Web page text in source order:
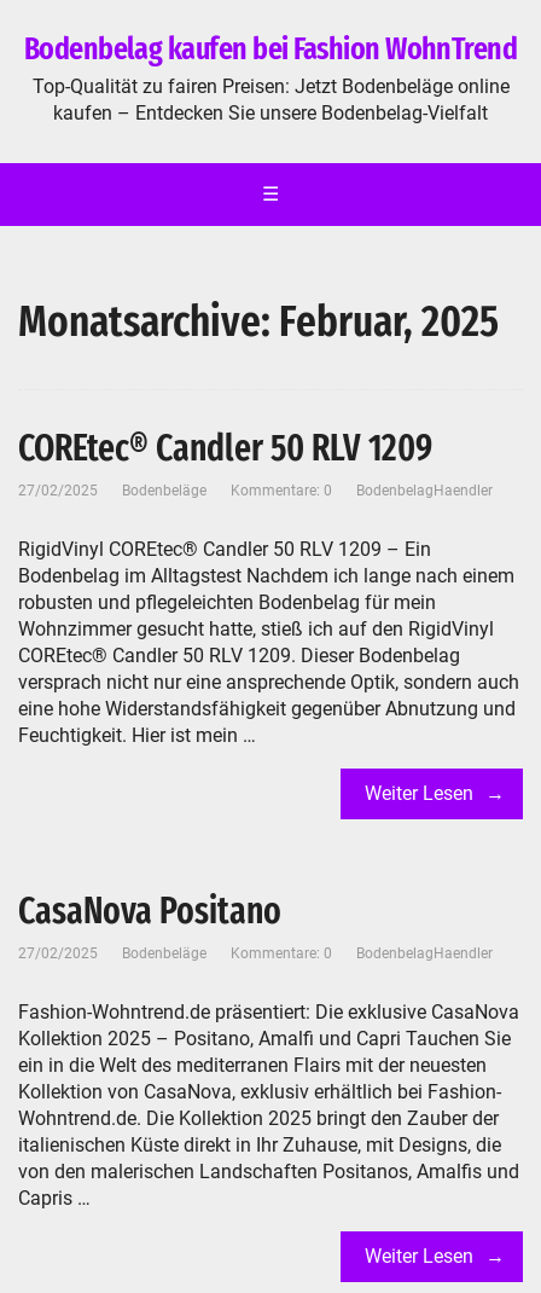
Bodenbelag kaufen bei Fashion WohnTrend
Top-Qualität zu fairen Preisen: Jetzt Bodenbeläge online
kaufen – Entdecken Sie unsere Bodenbelag-Vielfalt
☰
Monatsarchive: Februar, 2025
COREtec® Candler 50 RLV 1209
27/02/2025 Bodenbeläge Kommentare: 0 BodenbelagHaendler
RigidVinyl COREtec® Candler 50 RLV 1209 – Ein
Bodenbelag im Alltagstest Nachdem ich lange nach einem
robusten und pflegeleichten Bodenbelag für mein
Wohnzimmer gesucht hatte, stieß ich auf den RigidVinyl
COREtec® Candler 50 RLV 1209. Dieser Bodenbelag
versprach nicht nur eine ansprechende Optik, sondern auch
eine hohe Widerstandsfähigkeit gegenüber Abnutzung und
Feuchtigkeit. Hier ist mein …
Weiter Lesen
CasaNova Positano
27/02/2025 Bodenbeläge Kommentare: 0 BodenbelagHaendler
Fashion-Wohntrend.de präsentiert: Die exklusive CasaNova
Kollektion 2025 – Positano, Amalfi und Capri Tauchen Sie
ein in die Welt des mediterranen Flairs mit der neuesten
Kollektion von CasaNova, exklusiv erhältlich bei Fashion-
Wohntrend.de. Die Kollektion 2025 bringt den Zauber der
italienischen Küste direkt in Ihr Zuhause, mit Designs, die
von den malerischen Landschaften Positanos, Amalfis und
Capris …
Weiter Lesen